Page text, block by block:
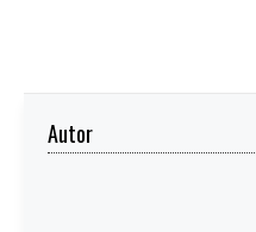
Autor